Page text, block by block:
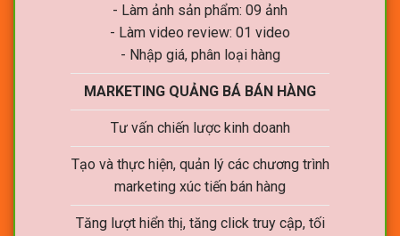
- Làm ảnh sản phẩm: 09 ảnh
- Làm video review: 01 video
- Nhập giá, phân loại hàng
MARKETING QUẢNG BÁ BÁN HÀNG
Tư vấn chiến lược kinh doanh
Tạo và thực hiện, quản lý các chương trình
marketing xúc tiến bán hàng
Tăng lượt hiển thị, tăng click truy cập, tối